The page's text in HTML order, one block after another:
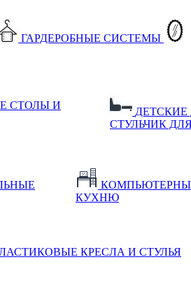
ГАРДЕРОБНЫЕ СИСТЕМЫ
СТОЛЫ И
СТУЛЬЧИК
КУХНЮ
КРЕСЛА И СТУЛЬЯ